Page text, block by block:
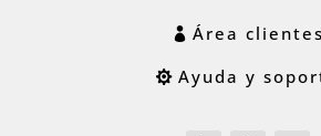
Área clientes
Ayuda y